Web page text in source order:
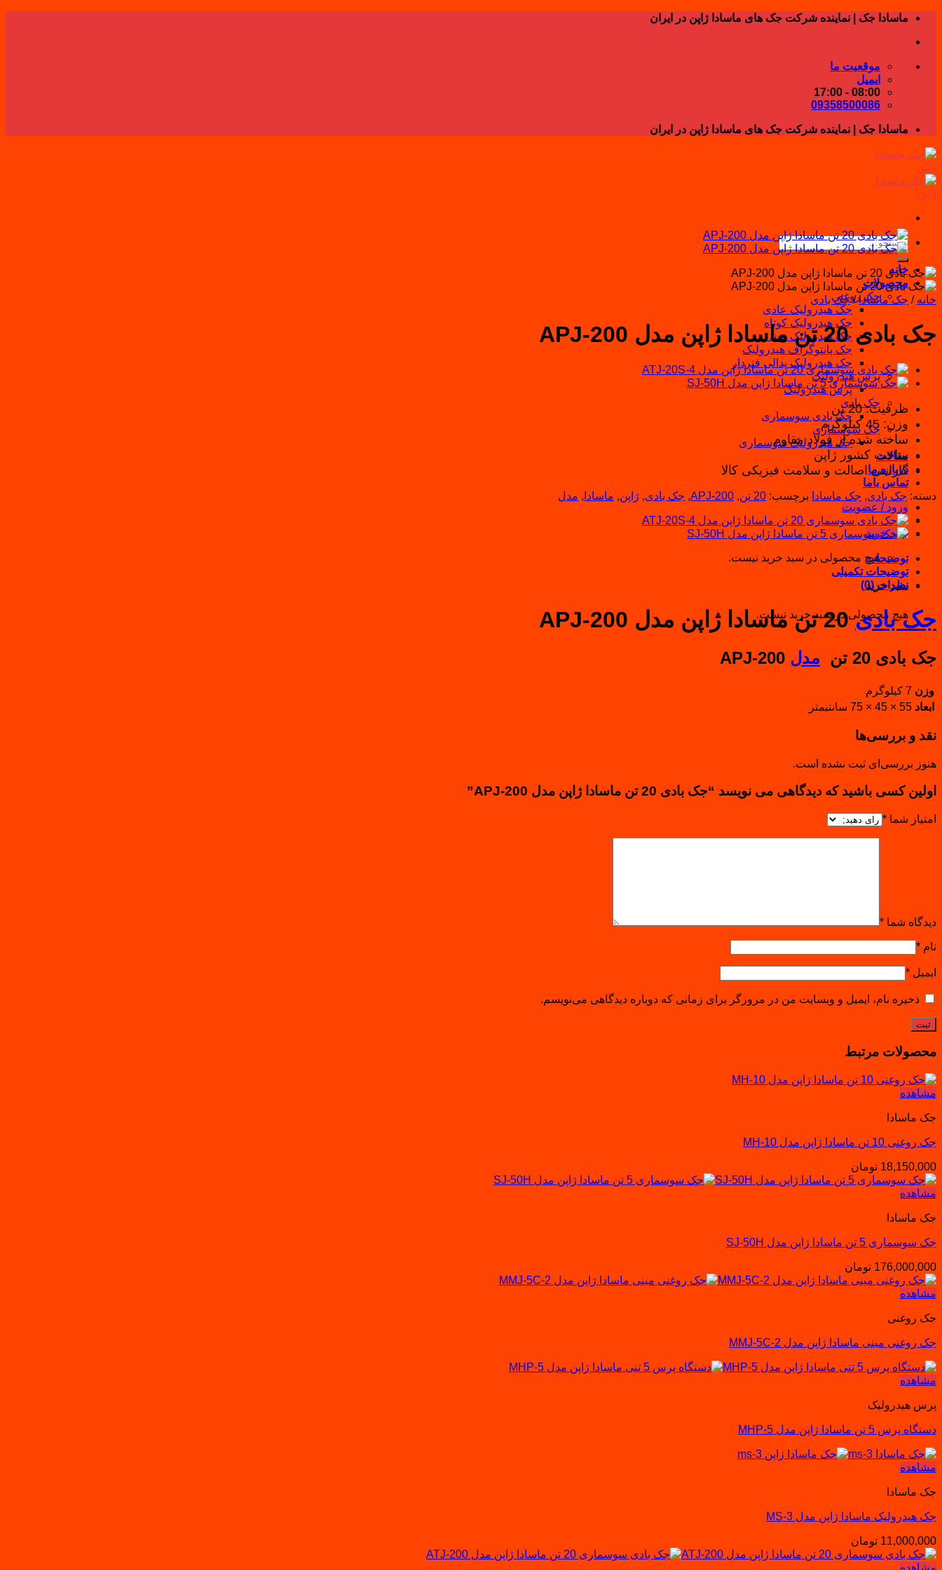
Skip
content
ماسادا جک | نماینده شرکت جک های ماسادا ژاپن در ایران
موقعیت ما
ایمیل
08:00 - 17:00
09358500086
ماسادا جک | نماینده شرکت جک های ماسادا ژاپن در ایران
جستجو
برای:
خانه
محصولات
جک روغنی
جک هیدرولیک عادی
جک هیدرولیک کوتاه
جک هیدرولیک مینی
جک پانتوگراف هیدرولیک
جک هیدرولیک پدالی فنردار
پرس هیدرولیک
پرس هیدرولیک
جک بادی
جک بادی سوسماری
جک سوسماری
جک هیدرولیک سوسماری
مقالات
درباره ما
تماس باما
ورود / عضویت
سبد خرید
هیچ محصولی در سبد خرید نیست.
سبد خرید
هیچ محصولی در سبد خرید نیست.
خانه / جک ماسادا / جک بادی
جک بادی 20 تن ماسادا ژاپن مدل APJ-200
ظرفیت: 20 تن
وزن: 45 کیلوگرم
ساخته شده از فولاد مقاوم
ساخت کشور ژاپن
گارانتی اصالت و سلامت فیزیکی کالا
دسته: جک بادی, جک ماسادا برچسب: 20 تن ,
APJ-200
, جک بادی, ژاپن, ماسادا , مدل
توضیحات
توضیحات تکمیلی
نظرات (0)
جک بادی20 تن ماسادا ژاپن مدل APJ-200
جک بادی 20 تن مدل
وزن 7 کیلوگرم
ابعاد 55 × 45 × 75 سانتیمتر
نقد و بررسی‌ها
هنوز بررسی‌ای ثبت نشده است.
اولین کسی باشید که دیدگاهی می نویسد “جک بادی 20 تن ماسادا ژاپن مدل APJ-200”
امتیاز شما *
دیدگاه شما *
نام *
ایمیل *
ذخیره نام، ایمیل و وبسایت من در مرورگر برای زمانی که دوباره دیدگاهی می‌نویسم.
محصولات مرتبط
مشاهده
جک ماسادا
جک روغنی 10 تن ماسادا ژاپن مدل MH-10
18,150,000 تومان
مشاهده
جک ماسادا
جک سوسماری 5 تن ماسادا ژاپن مدل SJ-50H
176,000,000 تومان
مشاهده
جک روغنی
جک روغنی مینی ماسادا ژاپن مدل MMJ-5C-2
مشاهده
پرس هیدرولیک
دستگاه پرس 5 تن ماسادا ژاپن مدل MHP-5
مشاهده
جک ماسادا
جک هیدرولیک ماسادا ژاپن مدل MS-3
11,000,000 تومان
مشاهده